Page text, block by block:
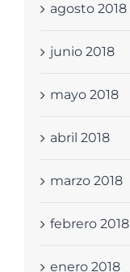
agosto 2018
junio 2018
mayo 2018
abril 2018
marzo 2018
febrero 2018
enero 2018